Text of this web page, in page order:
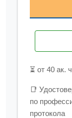
⏳ от 40 ак.
📑
по
протокола